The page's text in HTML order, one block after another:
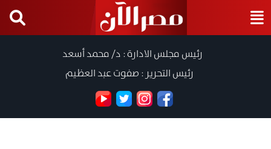
رئيس مجلس الادارة : د/ محمد أسعد
رئيس التحرير : صفوت عبد العظيم